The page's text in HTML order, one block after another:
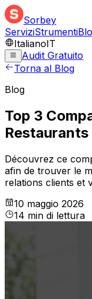
Sorbey
ServiziStrumenti
ItalianoIT
Audit Gratuito
Torna al Blog
Blog
Top 3
Découvrez ce
afin de trouver le
relations clients et
10 maggio 2026
14 min di lettura